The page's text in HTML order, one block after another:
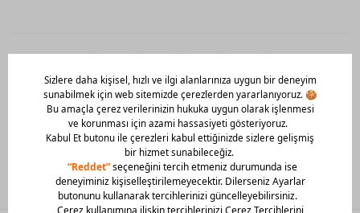
Mobil Uygulamamızı Hemen İndir!